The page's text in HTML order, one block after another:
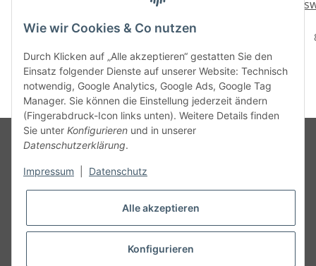
36,50 €
3,65 € pro 100 g
3,05 € pro 100 g
Informationen
Gesetzliche Informationen
Vertrag widerrufen
Wie wir Cookies & Co nutzen
Durch Klicken auf „Alle akzeptieren“ gestatten Sie den
Einsatz folgender Dienste auf unserer Website: Technisch
notwendig, Google Analytics, Google Ads, Google Tag
Manager. Sie können die Einstellung jederzeit ändern
(Fingerabdruck-Icon links unten). Weitere Details finden
Sie unter Konfigurieren und in unserer
Datenschutzerklärung.
Impressum Datenschutz
Alle akzeptieren
Konfigurieren